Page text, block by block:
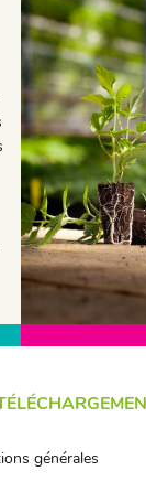
générales